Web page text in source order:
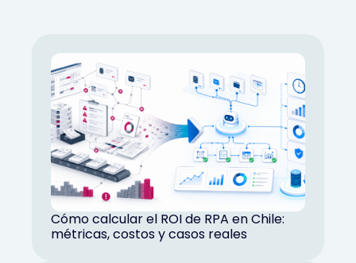
Cómo calcular el ROI de RPA en Chile:
métricas, costos y casos reales